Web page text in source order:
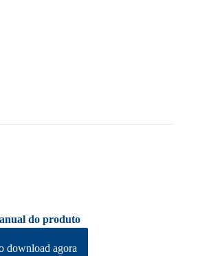
do produto
download agora